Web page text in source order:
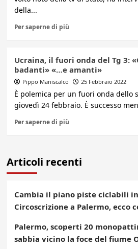
della...
Per saperne di più
Ucraina, il fuori onda del Tg 3:
badanti» «…e amanti»
Pippo Maniscalco 25 Febbraio 2022
È polemica per un fuori onda dello
giovedì 24 febbraio. È successo
Per saperne di più
Articoli recenti
Cambia il piano piste ciclabili in
Circoscrizione a Palermo, ecco
Palermo, scoperti 20
sabbia vicino la foce del fiume